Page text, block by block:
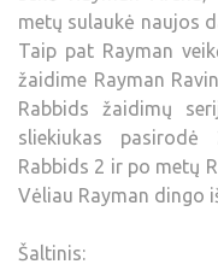
metų sulaukė naujos
Taip pat Rayman
žaidime Rayman
Rabbids žaidimų
sliekiukas pasirodė
Rabbids 2 ir po metų
Vėliau Rayman dingo
Šaltinis: